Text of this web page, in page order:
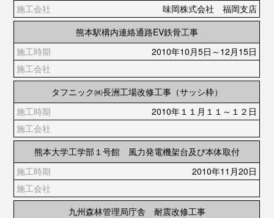
味岡株式会社 福岡支店
熊本駅構内連絡通路EV鉄骨工事
2010年10月5日～12月15日
タフニック㈱長洲工場改修工事（サッシ枠）
2010年１１月１１～１２日
熊本大学工学部１号館 風力発電機架台及び本体取付
2010年11月20日
九州森林管理局庁舎 耐震改修工事